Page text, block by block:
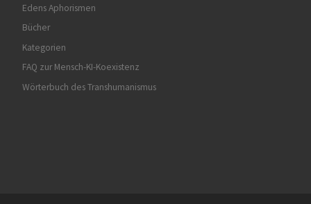
Edens Aphorismen
Bücher
Kategorien
FAQ zur Mensch-KI-Koexistenz
Wörterbuch des Transhumanismus